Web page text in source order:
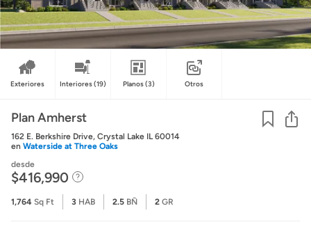
Exteriores Interiores(19) Planos(3) Otros
Plan Amherst
162 E. Berkshire Drive, Crystal Lake IL 60014
en Waterside at Three Oaks
desde
$416,990
1,764 Sq Ft 3 HAB 2.5 BÑ 2 GR